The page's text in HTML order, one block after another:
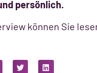
persönlich.
können Sie